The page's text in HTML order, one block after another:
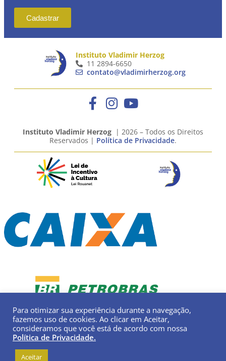
Cadastrar
Instituto Vladimir Herzog
11 2894-6650
contato@vladimirherzog.org
Instituto Vladimir Herzog | 2026 – Todos os Direitos
Reservados | Política de Privacidade.
Para otimizar sua experiência durante a navegação,
fazemos uso de cookies. Ao clicar em Aceitar,
consideramos que você está de acordo com nossa
Política de Privacidade.
Aceitar